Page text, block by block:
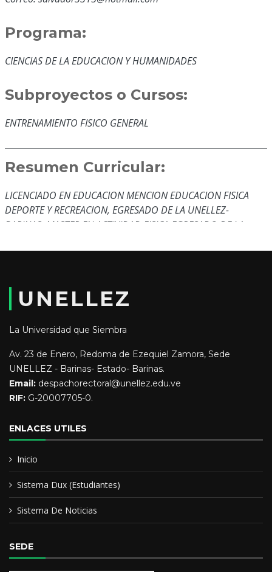
Programa:
CIENCIAS DE LA EDUCACION Y HUMANIDADES
Subproyectos o Cursos:
ENTRENAMIENTO FISICO GENERAL
Resumen Curricular:
LICENCIADO EN EDUCACION MENCION EDUCACION FISICA
DEPORTE Y RECREACION, EGRESADO DE LA UNELLEZ-
BARINAS, MASTER EN ACTIVIDAD FISICA EGRESADO DE LA
FAJARDO, PERTENECI AL MINSTERIO DE EDUCACIO BASICA
AÑOS, JEFE DE SUBPROGRAMA DE EDUCACION FISICA EN EL
VPA 3 AÑOS, ACTUALMEMTE PROFESOR A DEDICACION
EXCLUSIVA DEL PROGRAMA CIENCIAS DE LE EDUCACION Y
Educación y Formación:
LICENCIADO EN EDUCACION MENCION EDUCACION FISICA
UNELLEZ
La Universidad que Siembra
Av. 23 de Enero, Redoma de Ezequiel Zamora, Sede
UNELLEZ - Barinas- Estado- Barinas.
Email: despachorectoral@unellez.edu.ve
RIF: G-20007705-0.
ENLACES UTILES
Inicio
Sistema Dux (Estudiantes)
Sistema De Noticias
SEDE